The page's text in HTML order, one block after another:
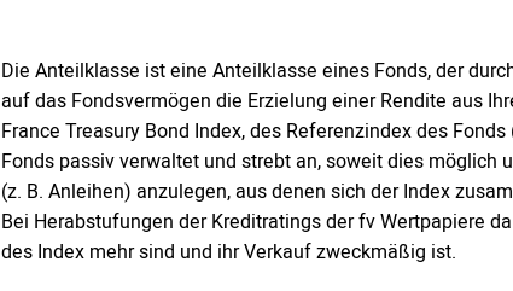
Die Anteilklasse ist eine Anteilklasse eines Fonds, der
auf das Fondsvermögen die Erzielung einer Rendite aus
France Treasury Bond Index, des Referenzindex des
Fonds passiv verwaltet und strebt an, soweit dies
(z. B. Anleihen) anzulegen, aus denen sich der Index
Bei Herabstufungen der Kreditratings der fv Wertpapiere
des Index mehr sind und ihr Verkauf zweckmäßig ist.